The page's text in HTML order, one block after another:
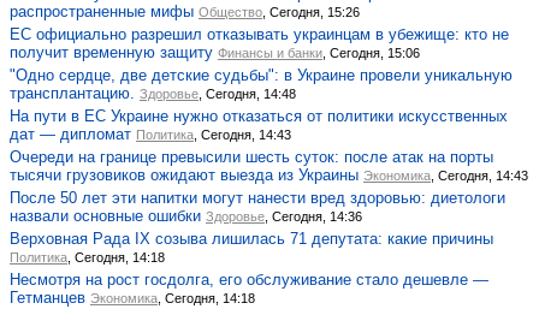
распространенные мифы Общество , Сегодня, 15:26
ЕС официально разрешил отказывать украинцам в убежище: кто не
получит временную защиту Финансы и банки , Сегодня, 15:06
"Одно сердце, две детские судьбы": в Украине провели уникальную
трансплантацию.
Здоровье , Сегодня, 14:48
На пути в ЕС Украине нужно отказаться от политики искусственных
дат — дипломат Политика , Сегодня, 14:43
Очереди на границе превысили шесть суток: после атак на порты
тысячи грузовиков ожидают выезда из Украины Экономика , Сегодня, 14:43
После 50 лет эти напитки могут нанести вред здоровью: диетологи
назвали основные ошибки Здоровье , Сегодня, 14:36
Верховная Рада IX созыва лишилась 71 депутата: какие причины
Политика , Сегодня, 14:18
Несмотря на рост госдолга, его обслуживание стало дешевле —
Гетманцев Экономика , Сегодня, 14:18